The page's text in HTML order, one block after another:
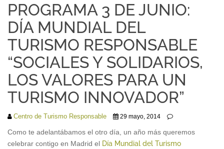
PROGRAMA 3 DE JUNIO:
DÍA MUNDIAL DEL
TURISMO RESPONSABLE
“SOCIALES Y SOLIDARIOS,
LOS VALORES PARA UN
TURISMO INNOVADOR”
Centro de Turismo Responsable 29 mayo, 2014
Como te adelantábamos el otro día, un año más queremos
celebrar contigo en Madrid el Día Mundial del Turismo